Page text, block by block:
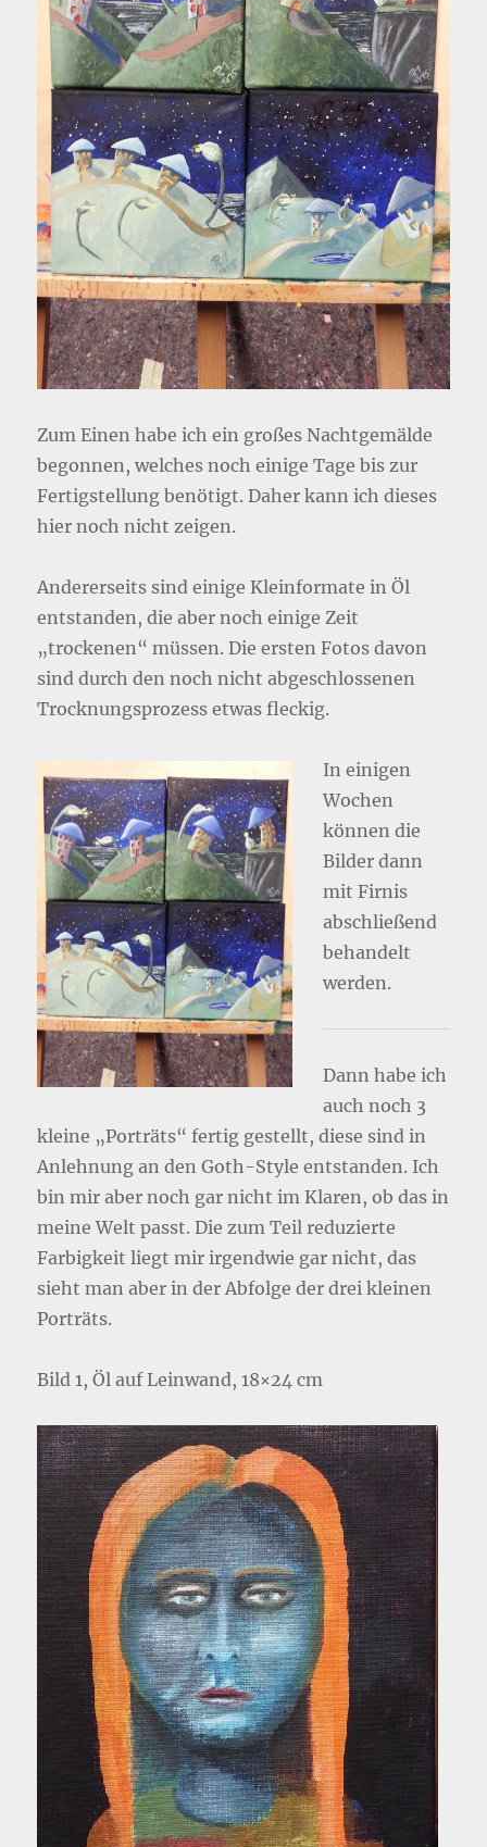
Zum Einen habe ich ein großes Nachtgemälde
begonnen, welches noch einige Tage bis zur
Fertigstellung benötigt. Daher kann ich dieses
hier noch nicht zeigen.
Andererseits sind einige Kleinformate in Öl
entstanden, die aber noch einige Zeit
„trockenen“ müssen. Die ersten Fotos davon
sind durch den noch nicht abgeschlossenen
Trocknungsprozess etwas fleckig.
In einigen
Wochen
können die
Bilder dann
mit Firnis
abschließend
behandelt
werden.
Dann habe ich
auch noch 3
kleine „Porträts“ fertig gestellt, diese sind in
Anlehnung an den Goth-Style entstanden. Ich
bin mir aber noch gar nicht im Klaren, ob das in
meine Welt passt. Die zum Teil reduzierte
Farbigkeit liegt mir irgendwie gar nicht, das
sieht man aber in der Abfolge der drei kleinen
Porträts.
Bild 1, Öl auf Leinwand, 18×24 cm